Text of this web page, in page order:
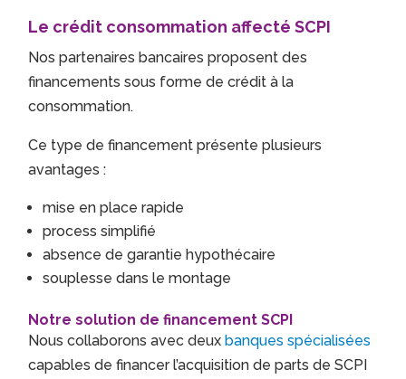
Le crédit consommation affecté SCPI
Nos partenaires bancaires proposent des
financements sous forme de crédit à la
consommation.
Ce type de financement présente plusieurs
avantages :
mise en place rapide
process simplifié
absence de garantie hypothécaire
souplesse dans le montage
Notre solution de financement SCPI
Nous collaborons avec deuxbanques spécialisées
capables de financer l’acquisition de parts de SCPI